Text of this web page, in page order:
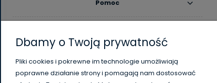
Pomoc
Dbamy o Twoją prywatność
Pliki cookies i pokrewne im technologie umożliwiają
poprawne działanie strony i pomagają nam dostosować